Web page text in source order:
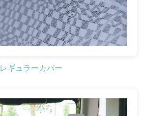
レギュラーカバー